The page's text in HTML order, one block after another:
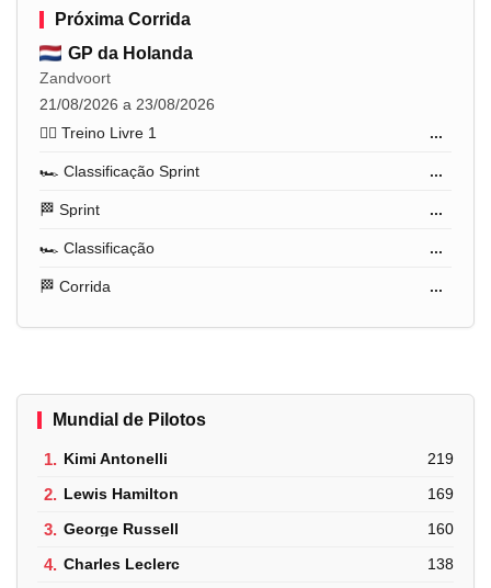
Próxima Corrida
GP da Holanda
Zandvoort
21/08/2026 a 23/08/2026
🏋️‍♂️ Treino Livre 1
...
🏎️ Classificação Sprint ...
🏁 Sprint ...
🏎️ Classificação ...
🏁 Corrida ...
Mundial de Pilotos
1. Kimi Antonelli 219
2. Lewis Hamilton 169
3. George Russell 160
4. Charles Leclerc 138